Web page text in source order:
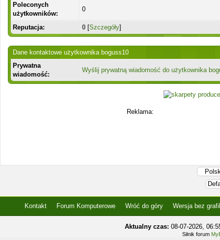
Poleconych
użytkowników:
0
Reputacja: 0 [Szczegóły]
Dane kontaktowe użytkownika boguss10
Prywatna
wiadomość:
Wyślij prywatną wiadomość do użytkownika
Reklama:
Kontakt Forum Komputerowe Wróć do góry Wersja bez
Aktualny czas: 08-07-2026,
Silnik forum